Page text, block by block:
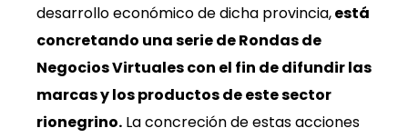
desarrollo económico de dicha provincia,está
concretando una serie de Rondas de
Negocios Virtuales con el fin de difundir las
marcas y los productos de este sector
rionegrino. La concreción de estas acciones